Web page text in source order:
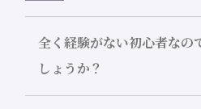
全く経験がない初心者なの
しょうか？